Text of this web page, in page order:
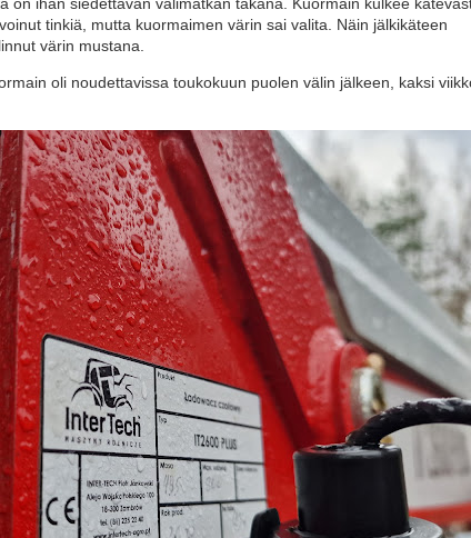
on ihan siedettävän välimatkan takana. Kuormain kulkee
tinkiä, mutta kuormaimen värin sai valita. Näin jälkikäteen
värin mustana.
oli noudettavissa toukokuun puolen välin jälkeen, kaksi